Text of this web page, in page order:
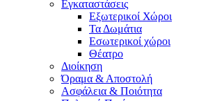
Εγκαταστάσεις
Εξωτερικοί Χώροι
Τα Δωμάτια
Εσωτερικοί χώροι
Θέατρο
Διοίκηση
Όραμα & Αποστολή
Ασφάλεια & Ποιότητα